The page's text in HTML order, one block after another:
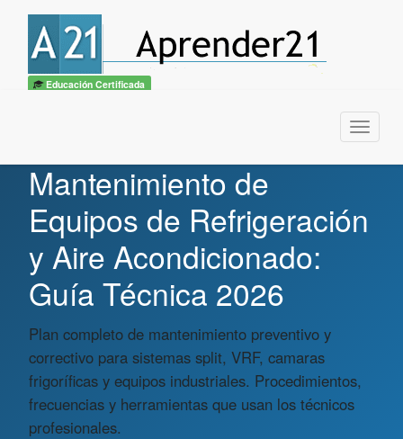
Educación Certificada
Menu
Mantenimiento de
Equipos de Refrigeración
y Aire Acondicionado:
Guía Técnica 2026
Plan completo de mantenimiento preventivo y
correctivo para sistemas split, VRF, camaras
frigoríficas y equipos industriales. Procedimientos,
frecuencias y herramientas que usan los técnicos
profesionales.